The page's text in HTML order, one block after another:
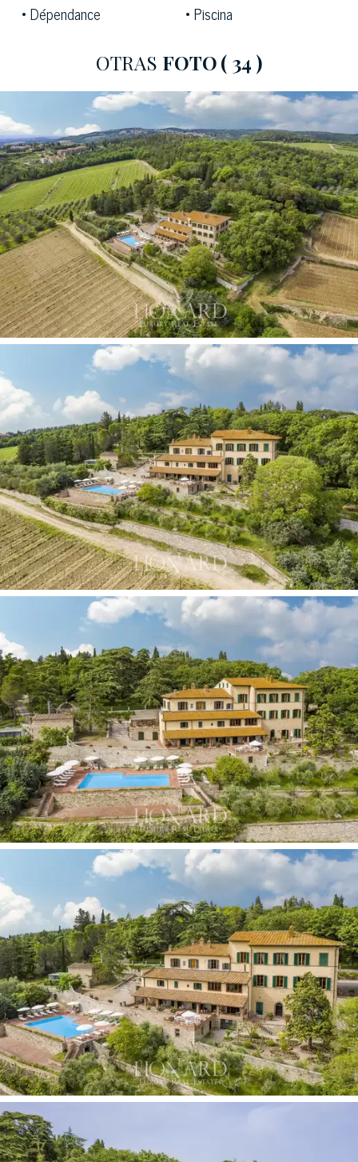
con total comodidad. La vista desde la espléndida zona
belleza, en particular al atardecer, cuando el ambiente
se vuelve aún más íntimo y recogido. A un lado de la
piscina, el jardín de rosas florece en un triunfo de
colores y aromas embriagadores.
Desde aquí se accede a las 18 habitaciones de la casa
señorial con vistas al jardín ya los viñedos, cada una de
las cuales se caracteriza por un toque muy personal,
finamente decoradas con muebles de época y
adornadas con techos con vigas de madera, según el
gusto tradicional toscano.
Las habitaciones más amplias se ubican en las antiguas
caballerizas, a tan solo cien metros del cuerpo principal
del hotel, junto a numerosos espacios acogedores
pensados ​​para momentos de ocio compartido. La
relajación continúa en la espléndida terraza panorámica
junto a la piscina, ideal para aperitivos exclusivos.
Una propiedad de gran encanto histórico, ideal para
quien sueña con una residencia privada en el corazón
del Chianti Classico o para quien pretende llevar a cabo
un negocio de hospitalidad bien establecido también
como lugar para eventos privados, gracias a la
presencia de una capilla privada para ceremonias.
Dépendance
Piscina
OTRAS FOTO( 34 )